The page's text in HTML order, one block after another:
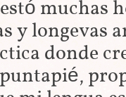
muchas
y longevas
donde